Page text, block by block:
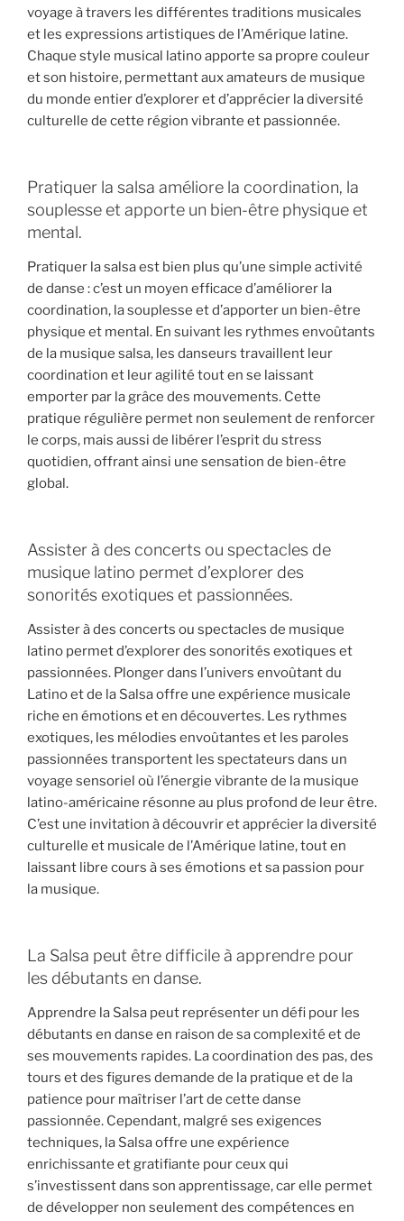
voyage à travers les différentes traditions musicales
et les expressions artistiques de l’Amérique latine.
Chaque style musical latino apporte sa propre couleur
et son histoire, permettant aux amateurs de musique
du monde entier d’explorer et d’apprécier la diversité
culturelle de cette région vibrante et passionnée.
Pratiquer la salsa améliore la coordination, la
souplesse et apporte un bien-être physique et
mental.
Pratiquer la salsa est bien plus qu’une simple activité
de danse : c’est un moyen efficace d’améliorer la
coordination, la souplesse et d’apporter un bien-être
physique et mental. En suivant les rythmes envoûtants
de la musique salsa, les danseurs travaillent leur
coordination et leur agilité tout en se laissant
emporter par la grâce des mouvements. Cette
pratique régulière permet non seulement de renforcer
le corps, mais aussi de libérer l’esprit du stress
quotidien, offrant ainsi une sensation de bien-être
global.
Assister à des concerts ou spectacles de
musique latino permet d’explorer des
sonorités exotiques et passionnées.
Assister à des concerts ou spectacles de musique
latino permet d’explorer des sonorités exotiques et
passionnées. Plonger dans l’univers envoûtant du
Latino et de la Salsa offre une expérience musicale
riche en émotions et en découvertes. Les rythmes
exotiques, les mélodies envoûtantes et les paroles
passionnées transportent les spectateurs dans un
voyage sensoriel où l’énergie vibrante de la musique
latino-américaine résonne au plus profond de leur être.
C’est une invitation à découvrir et apprécier la diversité
culturelle et musicale de l’Amérique latine, tout en
laissant libre cours à ses émotions et sa passion pour
la musique.
La Salsa peut être difficile à apprendre pour
les débutants en danse.
Apprendre la Salsa peut représenter un défi pour les
débutants en danse en raison de sa complexité et de
ses mouvements rapides. La coordination des pas, des
tours et des figures demande de la pratique et de la
patience pour maîtriser l’art de cette danse
passionnée. Cependant, malgré ses exigences
techniques, la Salsa offre une expérience
enrichissante et gratifiante pour ceux qui
s’investissent dans son apprentissage, car elle permet
de développer non seulement des compétences en